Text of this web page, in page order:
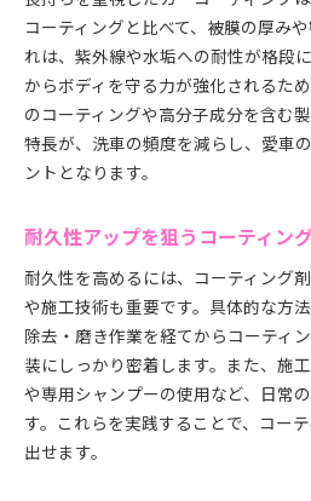
コーティングと比べて、被膜の厚み
れは、紫外線や水垢への耐性が格段
からボディを守る力が強化されるた
のコーティングや高分子成分を含む
特長が、洗車の頻度を減らし、愛車
ントとなります。
耐久性アップを狙うコーティン
耐久性を高めるには、コーティング
や施工技術も重要です。具体的な方
除去・磨き作業を経てからコーティ
装にしっかり密着します。また、施
や専用シャンプーの使用など、日常
す。これらを実践することで、コー
出せます。